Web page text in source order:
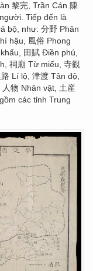
黎完, Trần Cán 陳
Tiếp đến là
bộ, như: 分野 Phân
hậu, 風俗 Phong
田賦 Điền phú,
祠廟 Từ miếu, 寺觀
Lí lộ, 津渡 Tân độ,
物 Nhân vật, 土産
các tỉnh Trung